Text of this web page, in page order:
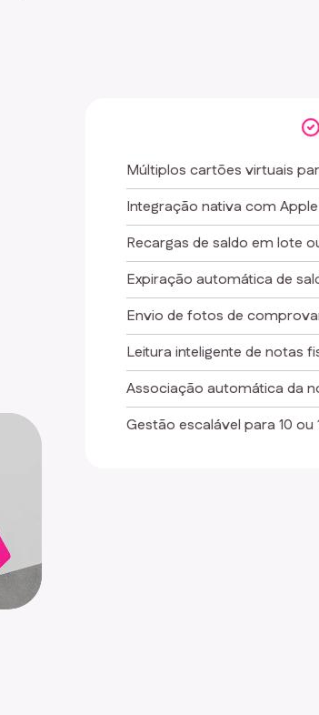
Múltiplos cartões virtuais
Integração nativa com
Recargas de saldo em lote
Expiração automática de
Envio de fotos de
Leitura inteligente de notas
Associação automática da
Gestão escalável para 10